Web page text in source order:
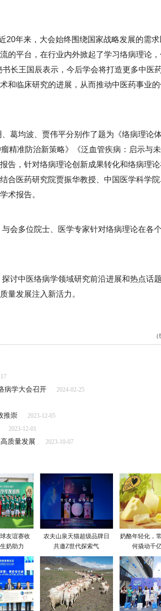
20年来，大会始终围绕国家战略发展的需
的平台，在行业内外掀起了学习络病理论
长王国辰表示，今后学会将打造更多中医
和临床研究的进展，从而推动中医药事业
葛均波、贾伟平分别作了题为《络病理论
精准防治新策略》《泛血管疾病：启示与未
告，针对络病理论创新成果转化和络病理
合医药研究院贾振华教授、中国医学科学
术报告。
会多位院士、医学专家针对络病理论在各
讨中医络病学领域研究前沿进展和热点话
量发展注入新活力。
病学大会召开 2024-02-25
推崇 2023-12-05
2023-12-01
质量发展 2023-10-07
友谊赛收
奶助力
农夫山泉天猫超级品牌日
共邀Z世代探索气
奶酪年轻化，
何撬动千